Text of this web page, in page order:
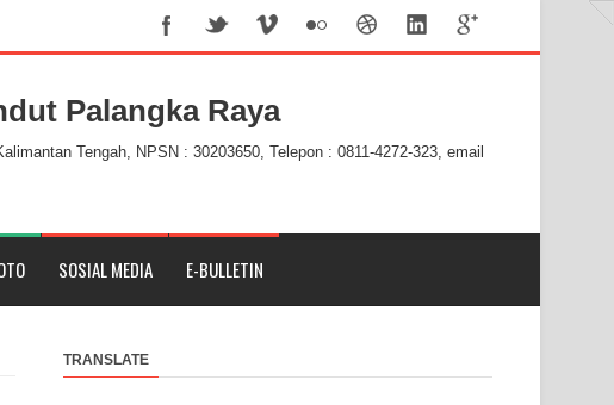
Palangka Raya
Tengah, NPSN : 30203650, Telepon : 0811-4272-323, email
SOSIAL MEDIA E-BULLETIN
TRANSLATE